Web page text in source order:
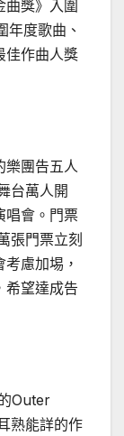
曲獎》入圍
年度歌曲、
佳作曲人獎
樂團告五人
台萬人開
唱會。門票
張門票立刻
慮加埸，
希望達成告
Outer
熟能詳的作